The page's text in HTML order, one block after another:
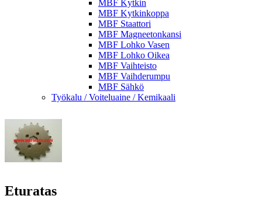
MBF Kytkin
MBF Kytkinkoppa
MBF Staattori
MBF Magneetonkansi
MBF Lohko Vasen
MBF Lohko Oikea
MBF Vaihteisto
MBF Vaihderumpu
MBF Sähkö
Työkalu / Voiteluaine / Kemikaali
Eturatas